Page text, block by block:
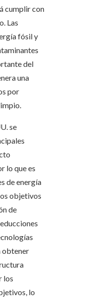
cumplir con
Las
fósil y
del
una
por
se
lo que es
de energía
objetivos
de
obtener
los
lo